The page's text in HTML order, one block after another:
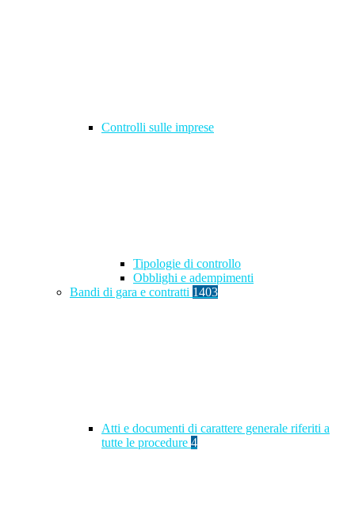
Controlli sulle imprese
Tipologie di controllo
Obblighi e adempimenti
Bandi di gara e contratti 1403
Atti e documenti di carattere generale riferiti a
tutte le procedure 4